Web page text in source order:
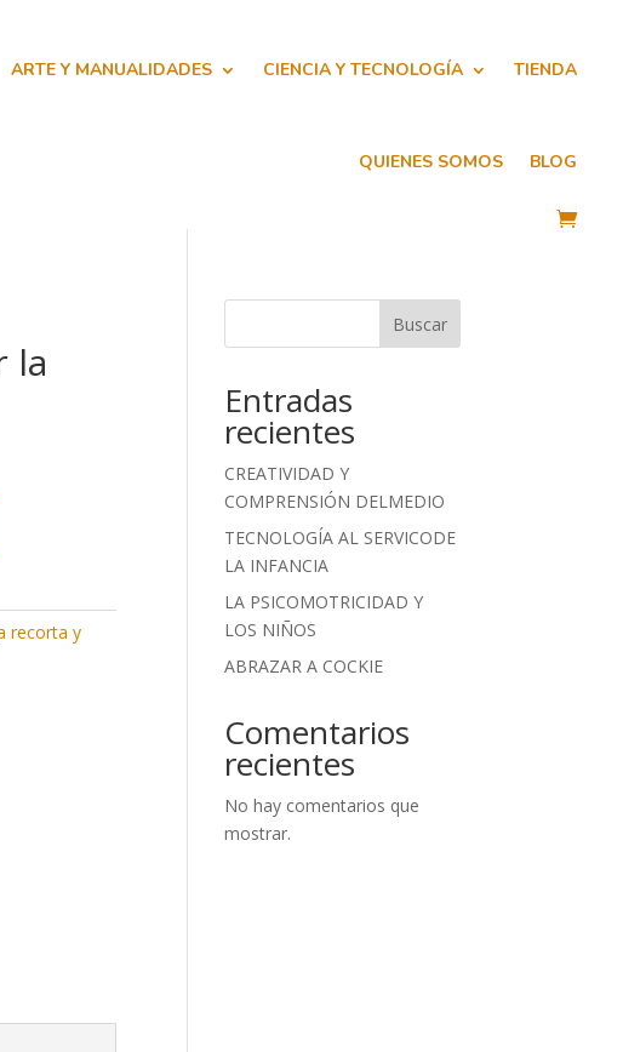
ARTE Y MANUALIDADES CIENCIA Y TECNOLOGÍA TIENDA
QUIENES SOMOS BLOG
la
recorta y
Buscar
Entradas
recientes
CREATIVIDAD Y
COMPRENSIÓN DELMEDIO
TECNOLOGÍA AL SERVICODE
LA INFANCIA
LA PSICOMOTRICIDAD Y
LOS NIÑOS
ABRAZAR A COCKIE
Comentarios
recientes
No hay comentarios que
mostrar.